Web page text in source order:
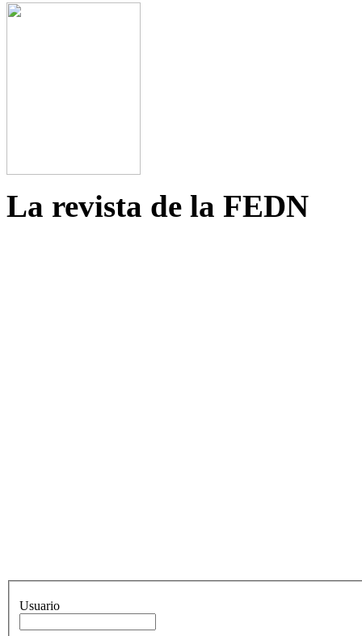
La revista de la FEDN
Usuario